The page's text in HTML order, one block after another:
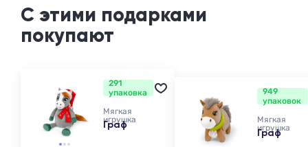
С этими подарками
покупают
291
упаковка
Мягкая
игрушка
Граф
949
упаковок
Мягкая
игрушка
Граф